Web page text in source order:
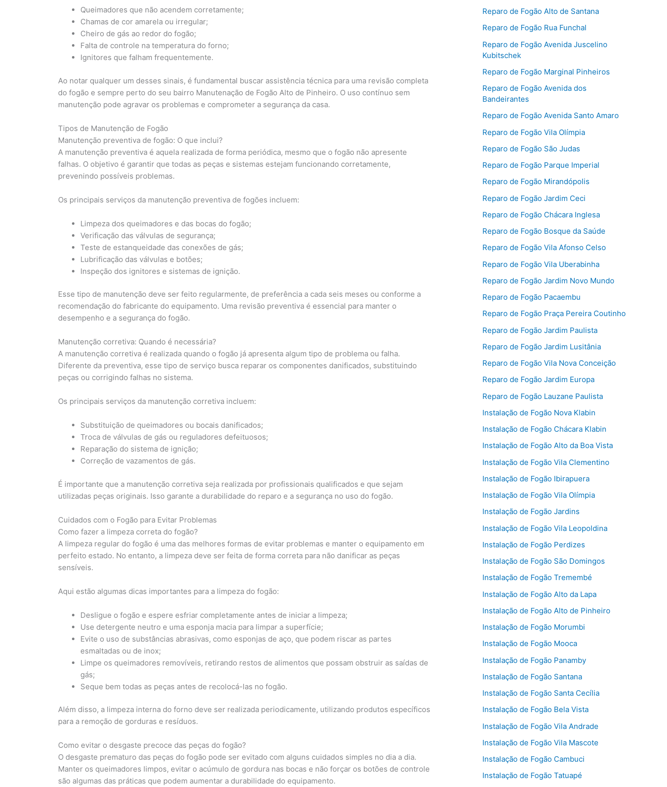
Queimadores que não acendem corretamente;
Chamas de cor amarela ou irregular;
Cheiro de gás ao redor do fogão;
Falta de controle na temperatura do forno;
Ignitores que falham frequentemente.
Ao notar qualquer um desses sinais, é fundamental buscar assistência técnica para uma revisão completa
do fogão e sempre perto do seu bairro Manutenação de Fogão Alto de Pinheiro. O uso contínuo sem
manutenção pode agravar os problemas e comprometer a segurança da casa.
Tipos de Manutenção de Fogão
Manutenção preventiva de fogão: O que inclui?
A manutenção preventiva é aquela realizada de forma periódica, mesmo que o fogão não apresente
falhas. O objetivo é garantir que todas as peças e sistemas estejam funcionando corretamente,
prevenindo possíveis problemas.
Os principais serviços da manutenção preventiva de fogões incluem:
Limpeza dos queimadores e das bocas do fogão;
Verificação das válvulas de segurança;
Teste de estanqueidade das conexões de gás;
Lubrificação das válvulas e botões;
Inspeção dos ignitores e sistemas de ignição.
Esse tipo de manutenção deve ser feito regularmente, de preferência a cada seis meses ou conforme a
recomendação do fabricante do equipamento. Uma revisão preventiva é essencial para manter o
desempenho e a segurança do fogão.
Manutenção corretiva: Quando é necessária?
A manutenção corretiva é realizada quando o fogão já apresenta algum tipo de problema ou falha.
Diferente da preventiva, esse tipo de serviço busca reparar os componentes danificados, substituindo
peças ou corrigindo falhas no sistema.
Os principais serviços da manutenção corretiva incluem:
Substituição de queimadores ou bocais danificados;
Troca de válvulas de gás ou reguladores defeituosos;
Reparação do sistema de ignição;
Correção de vazamentos de gás.
É importante que a manutenção corretiva seja realizada por profissionais qualificados e que sejam
utilizadas peças originais. Isso garante a durabilidade do reparo e a segurança no uso do fogão.
Cuidados com o Fogão para Evitar Problemas
Como fazer a limpeza correta do fogão?
A limpeza regular do fogão é uma das melhores formas de evitar problemas e manter o equipamento em
perfeito estado. No entanto, a limpeza deve ser feita de forma correta para não danificar as peças
sensíveis.
Aqui estão algumas dicas importantes para a limpeza do fogão:
Desligue o fogão e espere esfriar completamente antes de iniciar a limpeza;
Use detergente neutro e uma esponja macia para limpar a superfície;
Evite o uso de substâncias abrasivas, como esponjas de aço, que podem riscar as partes
esmaltadas ou de inox;
Limpe os queimadores removíveis, retirando restos de alimentos que possam obstruir as saídas de
gás;
Seque bem todas as peças antes de recolocá-las no fogão.
Além disso, a limpeza interna do forno deve ser realizada periodicamente, utilizando produtos específicos
para a remoção de gorduras e resíduos.
Como evitar o desgaste precoce das peças do fogão?
O desgaste prematuro das peças do fogão pode ser evitado com alguns cuidados simples no dia a dia.
Manter os queimadores limpos, evitar o acúmulo de gordura nas bocas e não forçar os botões de controle
são algumas das práticas que podem aumentar a durabilidade do equipamento.
Reparo de Fogão Alto de Santana
Reparo de Fogão Rua Funchal
Reparo de Fogão Avenida Juscelino
Kubitschek
Reparo de Fogão Marginal Pinheiros
Reparo de Fogão Avenida dos
Bandeirantes
Reparo de Fogão Avenida Santo Amaro
Reparo de Fogão Vila Olímpia
Reparo de Fogão São Judas
Reparo de Fogão Parque Imperial
Reparo de Fogão Mirandópolis
Reparo de Fogão Jardim Ceci
Reparo de Fogão Chácara Inglesa
Reparo de Fogão Bosque da Saúde
Reparo de Fogão Vila Afonso Celso
Reparo de Fogão Vila Uberabinha
Reparo de Fogão Jardim Novo Mundo
Reparo de Fogão Pacaembu
Reparo de Fogão Praça Pereira Coutinho
Reparo de Fogão Jardim Paulista
Reparo de Fogão Jardim Lusitânia
Reparo de Fogão Vila Nova Conceição
Reparo de Fogão Jardim Europa
Reparo de Fogão Lauzane Paulista
Instalação de Fogão Nova Klabin
Instalação de Fogão Chácara Klabin
Instalação de Fogão Alto da Boa Vista
Instalação de Fogão Vila Clementino
Instalação de Fogão Ibirapuera
Instalação de Fogão Vila Olímpia
Instalação de Fogão Jardins
Instalação de Fogão Vila Leopoldina
Instalação de Fogão Perdizes
Instalação de Fogão São Domingos
Instalação de Fogão Tremembé
Instalação de Fogão Alto da Lapa
Instalação de Fogão Alto de Pinheiro
Instalação de Fogão Morumbi
Instalação de Fogão Mooca
Instalação de Fogão Panamby
Instalação de Fogão Santana
Instalação de Fogão Santa Cecília
Instalação de Fogão Bela Vista
Instalação de Fogão Vila Andrade
Instalação de Fogão Vila Mascote
Instalação de Fogão Cambuci
Instalação de Fogão Tatuapé